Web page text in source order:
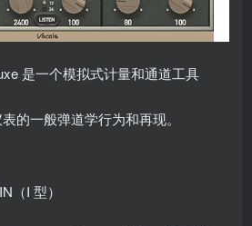
是一个模拟式计量和通道工具
的一般弹道学行为和再现。
（I 型）